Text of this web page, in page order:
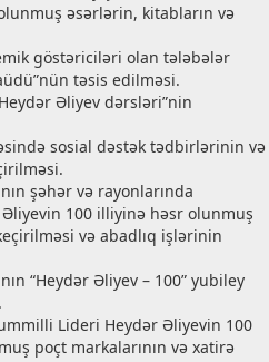
əsərlərin, kitabların və
göstəriciləri olan tələbələr
təsis edilməsi.
Əliyev dərsləri”nin
sosial dəstək tədbirlərinin və
şəhər və rayonlarında
100 illiyinə həsr olunmuş
və abadlıq işlərinin
“Heydər Əliyev – 100” yubiley
Lideri Heydər Əliyevin 100
poçt markalarının və xatirə